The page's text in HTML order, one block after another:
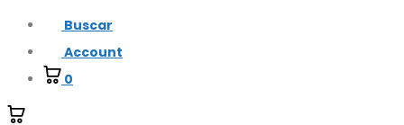
Buscar
Account
0